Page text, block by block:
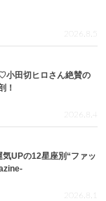
2026.8.5
小田切ヒロさん絶賛の
！
2026.8.4
気UPの12星座別“ファッ
2026.8.1